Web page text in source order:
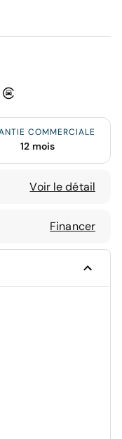
COMMERCIALE
12 mois
Voir le détail
Financer